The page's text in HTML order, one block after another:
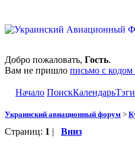
Добро пожаловать, Гость.
Вам не пришло письмо с кодом
Начало ПоискКалендарьТэги
Украинский авиационный форум >
Страниц: 1 | Вниз